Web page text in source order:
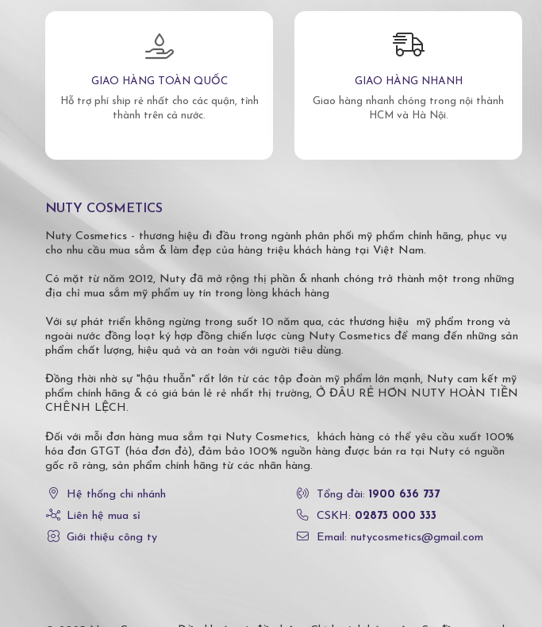
GIAO HÀNG TOÀN QUỐC
Hỗ trợ phí ship rẻ nhất cho các quận, tỉnh
thành trên cả nước.
GIAO HÀNG NHANH
Giao hàng nhanh chóng trong nội thành
HCM và Hà Nội.
NUTY COSMETICS
Nuty Cosmetics - thương hiệu đi đầu trong ngành phân phối mỹ phẩm chính hãng, phục vụ
cho nhu cầu mua sắm & làm đẹp của hàng triệu khách hàng tại Việt Nam.
Có mặt từ năm 2012, Nuty đã mở rộng thị phần & nhanh chóng trở thành một trong những
địa chỉ mua sắm mỹ phẩm uy tín trong lòng khách hàng
Với sự phát triển không ngừng trong suốt 10 năm qua, các thương hiệu mỹ phẩm trong và
ngoài nước đồng loạt ký hợp đồng chiến lược cùng Nuty Cosmetics để mang đến những sản
phẩm chất lượng, hiệu quả và an toàn với người tiêu dùng.
Đồng thời nhờ sự "hậu thuẫn" rất lớn từ các tập đoàn mỹ phẩm lớn mạnh, Nuty cam kết mỹ
phẩm chính hãng & có giá bán lẻ rẻ nhất thị trường, Ở ĐÂU RẺ HƠN NUTY HOÀN TIỀN
CHÊNH LỆCH.
Đối với mỗi đơn hàng mua sắm tại Nuty Cosmetics, khách hàng có thể yêu cầu xuất 100%
hóa đơn GTGT (hóa đơn đỏ), đảm bảo 100% nguồn hàng được bán ra tại Nuty có nguồn
gốc rõ ràng, sản phẩm chính hãng từ các nhãn hàng.
Hệ thống chi nhánh
Liên hệ mua sỉ
Giới thiệu công ty
Tổng đài: 1900 636 737
CSKH: 02873 000 333
Email: nutycosmetics@gmail.com